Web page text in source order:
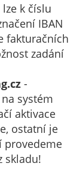
k číslu
IBAN
fakturačních
zadání
-
systém
aktivace
ostatní je
provedeme
skladu!